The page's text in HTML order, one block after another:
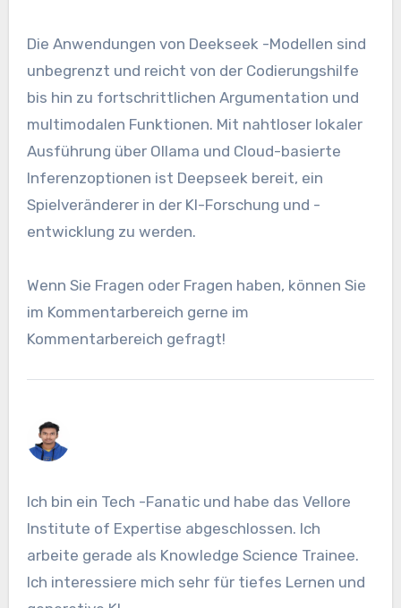
Die Anwendungen von Deekseek -Modellen sind
unbegrenzt und reicht von der Codierungshilfe
bis hin zu fortschrittlichen Argumentation und
multimodalen Funktionen. Mit nahtloser lokaler
Ausführung über Ollama und Cloud-basierte
Inferenzoptionen ist Deepseek bereit, ein
Spielveränderer in der KI-Forschung und -
entwicklung zu werden.
Wenn Sie Fragen oder Fragen haben, können Sie
im Kommentarbereich gerne im
Kommentarbereich gefragt!
Ich bin ein Tech -Fanatic und habe das Vellore
Institute of Expertise abgeschlossen. Ich
arbeite gerade als Knowledge Science Trainee.
Ich interessiere mich sehr für tiefes Lernen und